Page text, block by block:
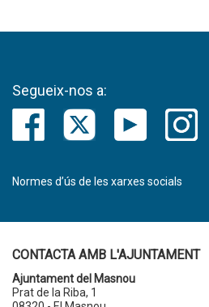
Segueix-nos a:
Normes d’ús de les xarxes socials
CONTACTA AMB L'AJUNTAMENT
Ajuntament del Masnou
Prat de la Riba, 1